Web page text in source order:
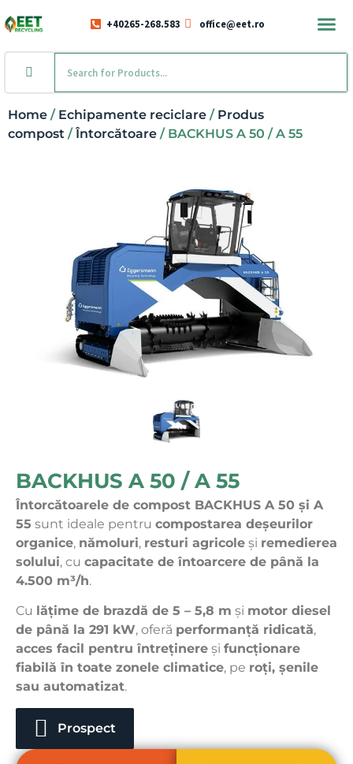
+40265-268.583 office@eet.ro
Home / Echipamente reciclare / Produs
compost /Întorcătoare / BACKHUS A 50 / A 55
BACKHUS A 50 / A 55
Întorcătoarele de compost BACKHUS A 50 și A
55 sunt ideale pentru compostarea deșeurilor
organice, nămoluri, resturi agricole și remedierea
solului, cu capacitate de întoarcere de până la
4.500 m³/h.
Cu lățime de brazdă de 5 – 5,8 m și motor diesel
de până la 291 kW, oferă performanță ridicată,
acces facil pentru întreținere și funcționare
fiabilă în toate zonele climatice, pe roți, șenile
sau automatizat.
Prospect